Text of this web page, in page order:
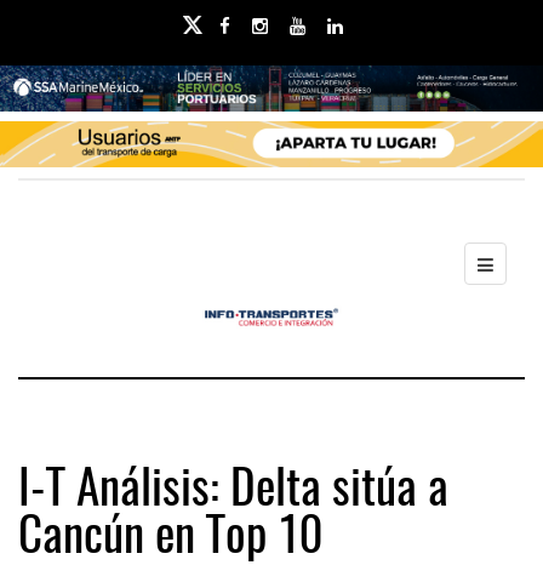
I-T Análisis: Delta sitúa a
Cancún en Top 10